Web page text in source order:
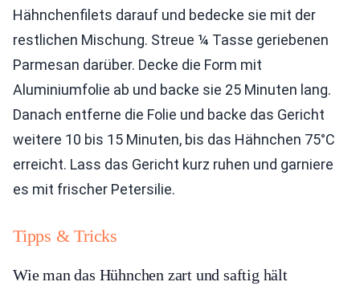
Hähnchenfilets darauf und bedecke sie mit der
restlichen Mischung. Streue ¼ Tasse geriebenen
Parmesan darüber. Decke die Form mit
Aluminiumfolie ab und backe sie 25 Minuten lang.
Danach entferne die Folie und backe das Gericht
weitere 10 bis 15 Minuten, bis das Hähnchen 75°C
erreicht. Lass das Gericht kurz ruhen und garniere
es mit frischer Petersilie.
Tipps & Tricks
Wie man das Hühnchen zart und saftig hält